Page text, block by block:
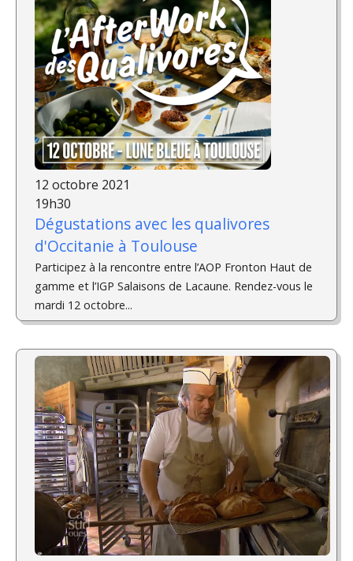
12 octobre 2021
19h30
Dégustations avec les qualivores
d'Occitanie à Toulouse
Participez à la rencontre entre l’AOP Fronton Haut de
gamme et l’IGP Salaisons de Lacaune. Rendez-vous le
mardi 12 octobre...